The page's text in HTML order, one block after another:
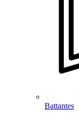
Battantes